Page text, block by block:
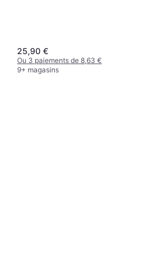
25,90 €
Ou 3 paiements de 8,63 €
9+ magasins